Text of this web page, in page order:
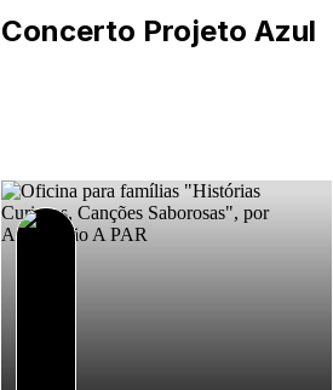
Concerto Projeto Azul